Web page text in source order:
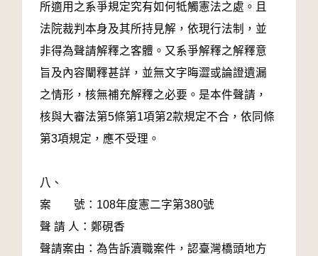
所適用之系爭規定究有如何牴觸憲法之處。且
法院裁判本身及其所持見解，依現行法制，並
非得為聲請解釋之客體。又系爭解釋之解釋意
旨及內容闡釋甚詳，並無文字晦澀或論證遺漏
之情形，核無補充解釋之必要。是本件聲請，
核與大審法第5條第1項第2款規定不合，依同條
第3項規定，應不受理。
八、
案 號：108年度憲二字第380號
聲 請 人：鄭硯香
聲請案由：為告訴瀆職案件，認臺灣橋頭地方